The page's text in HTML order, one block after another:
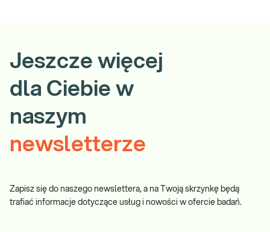
Jeszcze więcej
dla Ciebie w
naszym
newsletterze
Zapisz się do naszego newslettera, a na Twoją skrzynkę będą
trafiać informacje dotyczące usług i nowości w ofercie badań.